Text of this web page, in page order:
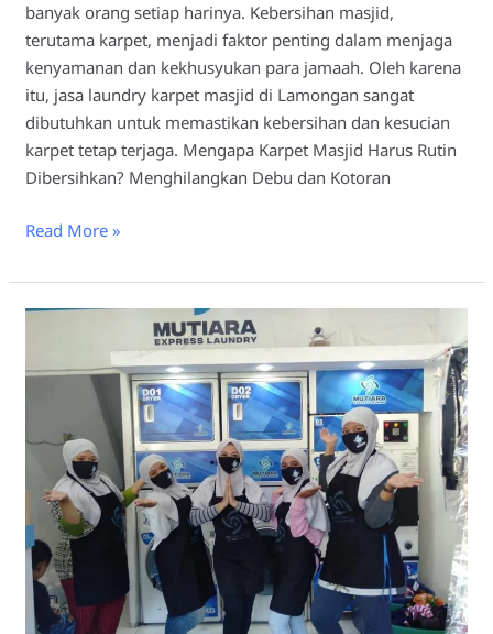
banyak orang setiap harinya. Kebersihan masjid,
terutama karpet, menjadi faktor penting dalam menjaga
kenyamanan dan kekhusyukan para jamaah. Oleh karena
itu, jasa laundry karpet masjid di Lamongan sangat
dibutuhkan untuk memastikan kebersihan dan kesucian
karpet tetap terjaga. Mengapa Karpet Masjid Harus Rutin
Dibersihkan? Menghilangkan Debu dan Kotoran
Read More »
Masjid